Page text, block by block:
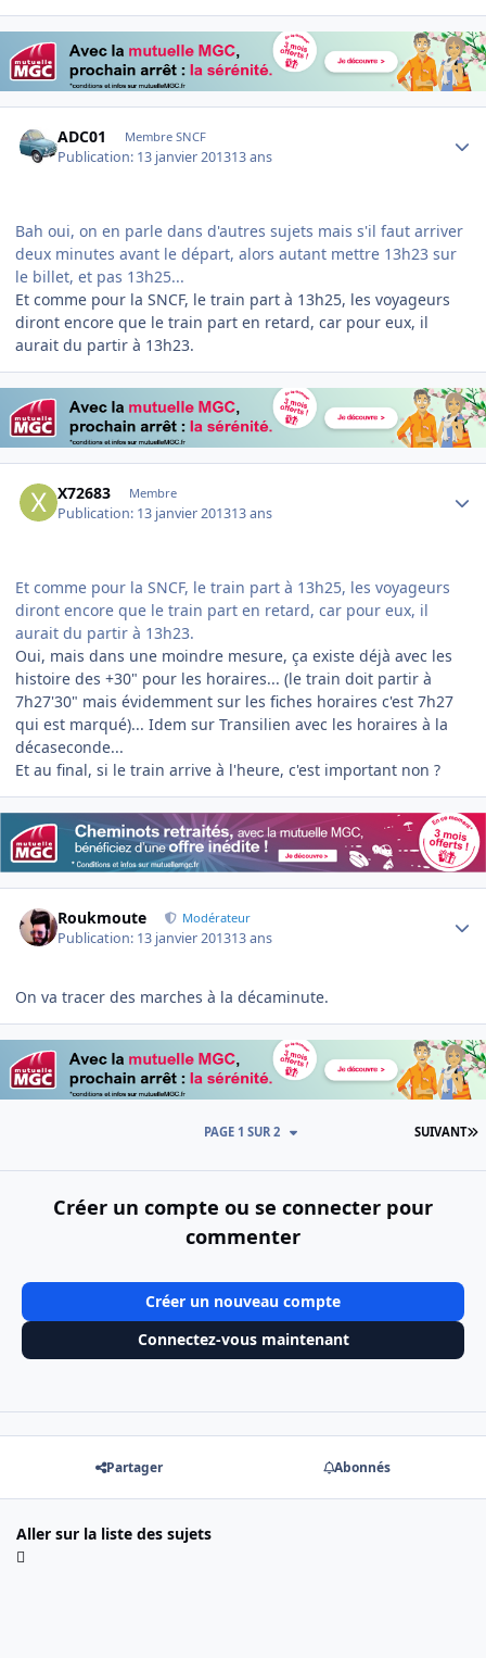
ADC01 Membre SNCF
Publication: 13 janvier 201313 ans
Bah oui, on en parle dans d'autres sujets mais s'il faut arriver
deux minutes avant le départ, alors autant mettre 13h23 sur
le billet, et pas 13h25...
Et comme pour la SNCF, le train part à 13h25, les voyageurs
diront encore que le train part en retard, car pour eux, il
aurait du partir à 13h23.
X72683 Membre
Publication: 13 janvier 201313 ans
Et comme pour la SNCF, le train part à 13h25, les voyageurs
diront encore que le train part en retard, car pour eux, il
aurait du partir à 13h23.
Oui, mais dans une moindre mesure, ça existe déjà avec les
histoire des +30" pour les horaires... (le train doit partir à
7h27'30" mais évidemment sur les fiches horaires c'est 7h27
qui est marqué)... Idem sur Transilien avec les horaires à la
décaseconde...
Et au final, si le train arrive à l'heure, c'est important non ?
Roukmoute Modérateur
Publication: 13 janvier 201313 ans
On va tracer des marches à la décaminute.
SUIVANT
PAGE 1 SUR 2
Créer un compte ou se connecter pour
commenter
Créer un nouveau compte
Connectez-vous maintenant
Partager Abonnés
Aller sur la liste des sujets